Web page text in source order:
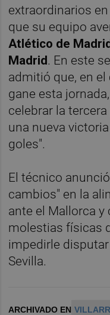
extraordinarios
que su equipo
Atlético de
Madrid. En este
admitió que, en
gane esta
celebrar la
una nueva
goles".
El técnico
cambios" en la
ante el Mallorca
molestias físicas
impedirle
Sevilla.
ARCHIVADO EN